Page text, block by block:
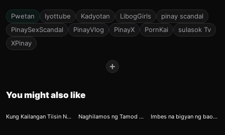
Pwetan Iyottube Kadyotan LibogGirls
pinay scandal
PinaySexScandal
PinayVlog PinayX PornKai
sulasok Tv
XPinay
+
You might also like
10
Kung Kailangan Tiisin Ngayon Para Bukas Kantutin Mo Ako Naghilamos ng Tamod Ang Bagong Gising na GF Imbes na bigyan ng baon tite nya ang ibinaun
43 69 74